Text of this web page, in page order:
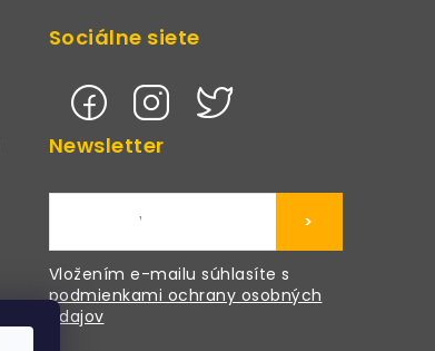
Sociálne siete
Newsletter
Vložením e-mailu súhlasíte s
podmienkami ochrany osobných
údajov
>